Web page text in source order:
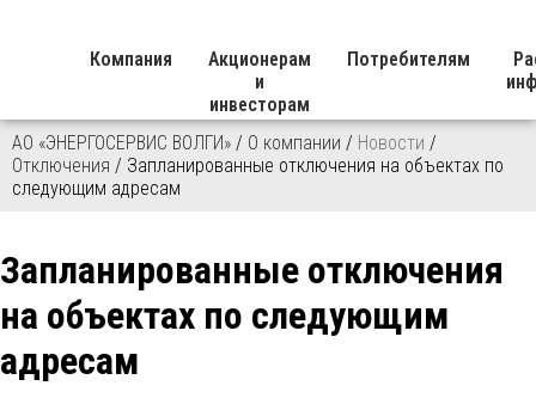
Компания
Акционерам
и
инвесторам
Потребителям
АО «ЭНЕРГОСЕРВИС ВОЛГИ» / О компании / Новости /
Отключения / Запланированные отключения на объектах по
следующим адресам
Запланированные отключения
на объектах по следующим
адресам